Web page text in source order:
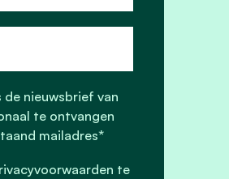
de nieuwsbrief van
te ontvangen
mailadres*
te